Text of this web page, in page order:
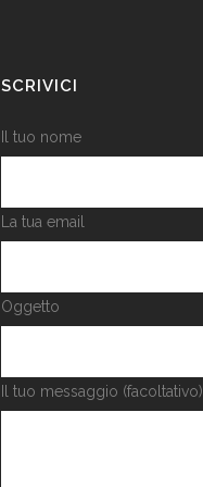
SCRIVICI
Il tuo nome
La tua email
Oggetto
Il tuo messaggio (facoltativo)